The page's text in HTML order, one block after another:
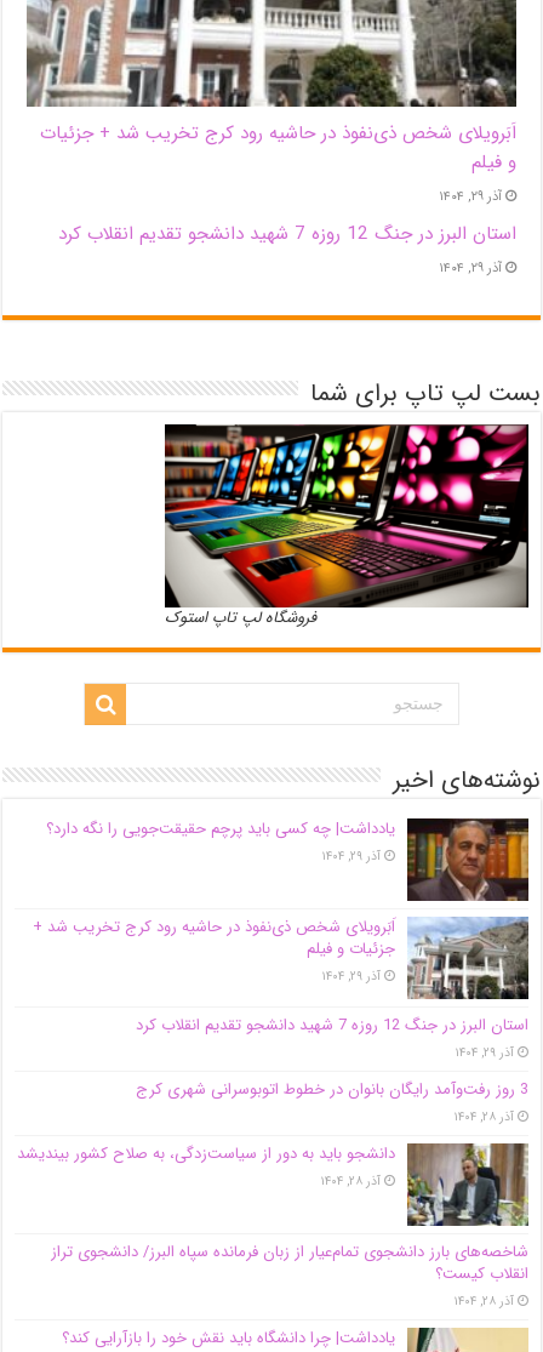
اَبَر‌ویلای شخص ذی‌نفوذ در حاشیه‌ رود کرج تخریب شد + جزئیات
و فیلم
آذر ۲۹, ۱۴۰۴
استان البرز در جنگ 12 روزه 7 شهید دانشجو تقدیم انقلاب کرد
آذر ۲۹, ۱۴۰۴
بست لپ تاپ برای شما
فروشگاه لپ تاپ استوک
نوشته‌های اخیر
یادداشت| ‌چه کسی باید پرچم حقیقت‌جویی را نگه دارد؟
آذر ۲۹, ۱۴۰۴
اَبَر‌ویلای شخص ذی‌نفوذ در حاشیه‌ رود کرج تخریب شد +
جزئیات و فیلم
آذر ۲۹, ۱۴۰۴
استان البرز در جنگ 12 روزه 7 شهید دانشجو تقدیم انقلاب کرد
آذر ۲۹, ۱۴۰۴
3 روز رفت‌وآمد رایگان بانوان در خطوط اتوبوسرانی شهری کرج
آذر ۲۸, ۱۴۰۴
دانشجو باید به دور از سیاست‌زدگی، به صلاح کشور بیندیشد
آذر ۲۸, ۱۴۰۴
شاخصه‌های بارز دانشجوی تمام‌عیار از زبان فرمانده سپاه البرز/ دانشجوی تراز
انقلاب کیست؟
آذر ۲۸, ۱۴۰۴
یادداشت| چرا دانشگاه باید نقش خود را بازآرایی کند؟